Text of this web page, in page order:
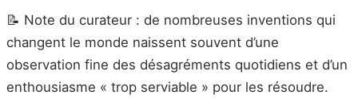
📝 Note du curateur : de nombreuses inventions qui
changent le monde naissent souvent d’une
observation fine des désagréments quotidiens et d’un
enthousiasme « trop serviable » pour les résoudre.